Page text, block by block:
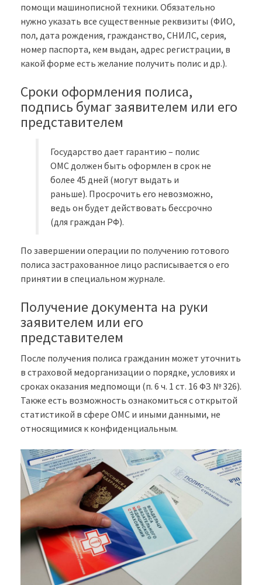
помощи машинописной техники. Обязательно
нужно указать все существенные реквизиты (ФИО,
пол, дата рождения, гражданство, СНИЛС, серия,
номер паспорта, кем выдан, адрес регистрации, в
какой форме есть желание получить полис и др.).
Сроки оформления полиса,
подпись бумаг заявителем или его
представителем
Государство дает гарантию – полис
ОМС должен быть оформлен в срок не
более 45 дней (могут выдать и
раньше). Просрочить его невозможно,
ведь он будет действовать бессрочно
(для граждан РФ).
По завершении операции по получению готового
полиса застрахованное лицо расписывается о его
принятии в специальном журнале.
Получение документа на руки
заявителем или его
представителем
После получения полиса гражданин может уточнить
в страховой медорганизации о порядке, условиях и
сроках оказания медпомощи (п. 6 ч. 1 ст. 16 ФЗ № 326).
Также есть возможность ознакомиться с открытой
статистикой в сфере ОМС и иными данными, не
относящимися к конфиденциальным.